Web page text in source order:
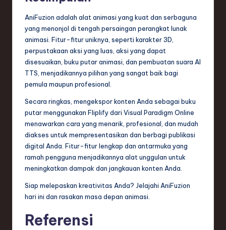
AniFuzion adalah alat animasi yang kuat dan serbaguna
yang menonjol di tengah persaingan perangkat lunak
animasi. Fitur-fitur uniknya, seperti karakter 3D,
perpustakaan aksi yang luas, aksi yang dapat
disesuaikan, buku putar animasi, dan pembuatan suara AI
TTS, menjadikannya pilihan yang sangat baik bagi
pemula maupun profesional.
Secara ringkas, mengekspor konten Anda sebagai buku
putar menggunakan Fliplify dari Visual Paradigm Online
menawarkan cara yang menarik, profesional, dan mudah
diakses untuk mempresentasikan dan berbagi publikasi
digital Anda. Fitur-fitur lengkap dan antarmuka yang
ramah pengguna menjadikannya alat unggulan untuk
meningkatkan dampak dan jangkauan konten Anda.
Siap melepaskan kreativitas Anda? Jelajahi AniFuzion
hari ini dan rasakan masa depan animasi.
Referensi